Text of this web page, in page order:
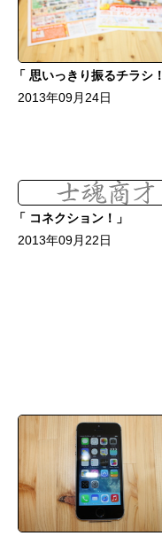
思いっきり振るチラシ！
2013年09月24日
コネクション！
2013年09月22日